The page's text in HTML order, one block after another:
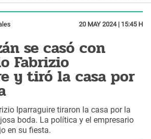
20 MAY 2024 | 15:45 H
se casó con
Fabrizio
y tiró la casa por
Iparraguire tiraron la casa por la
boda. La política y el empresario
en su fiesta.